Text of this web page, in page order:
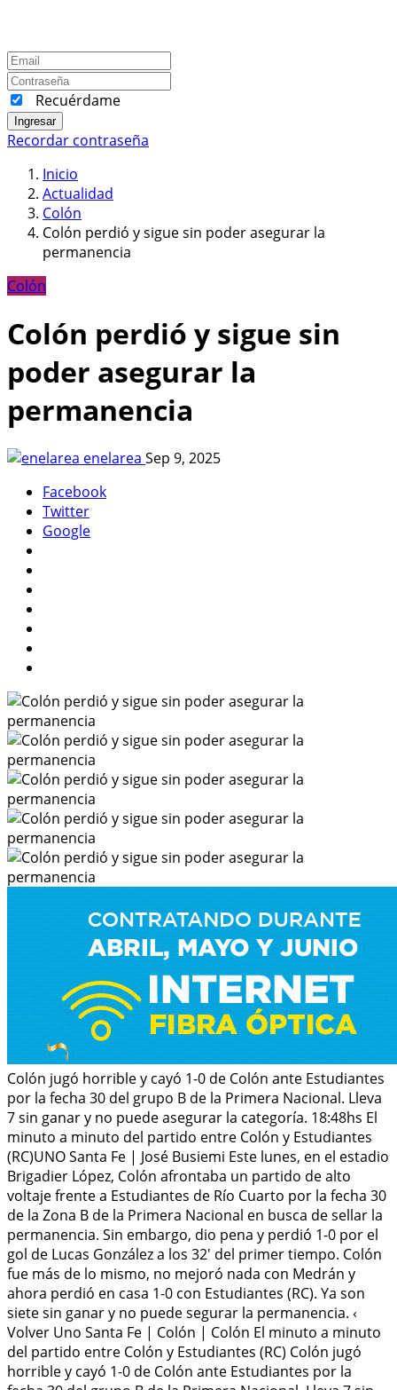
Recuérdame
Ingresar
Recordar contraseña
Inicio
Actualidad
Colón
Colón perdió y sigue sin poder asegurar la
permanencia
Colón
Colón perdió y sigue sin
poder asegurar la
permanencia
enelarea Sep 9, 2025
Facebook
Twitter
Google
Colón jugó horrible y cayó 1-0 de Colón ante Estudiantes
por la fecha 30 del grupo B de la Primera Nacional. Lleva
7 sin ganar y no puede asegurar la categoría. 18:48hs El
minuto a minuto del partido entre Colón y Estudiantes
(RC)UNO Santa Fe | José Busiemi Este lunes, en el estadio
Brigadier López, Colón afrontaba un partido de alto
voltaje frente a Estudiantes de Río Cuarto por la fecha 30
de la Zona B de la Primera Nacional en busca de sellar la
permanencia. Sin embargo, dio pena y perdió 1-0 por el
gol de Lucas González a los 32' del primer tiempo. Colón
fue más de lo mismo, no mejoró nada con Medrán y
ahora perdió en casa 1-0 con Estudiantes (RC). Ya son
siete sin ganar y no puede segurar la permanencia. ‹
Volver Uno Santa Fe | Colón | Colón El minuto a minuto
del partido entre Colón y Estudiantes (RC) Colón jugó
horrible y cayó 1-0 de Colón ante Estudiantes por la